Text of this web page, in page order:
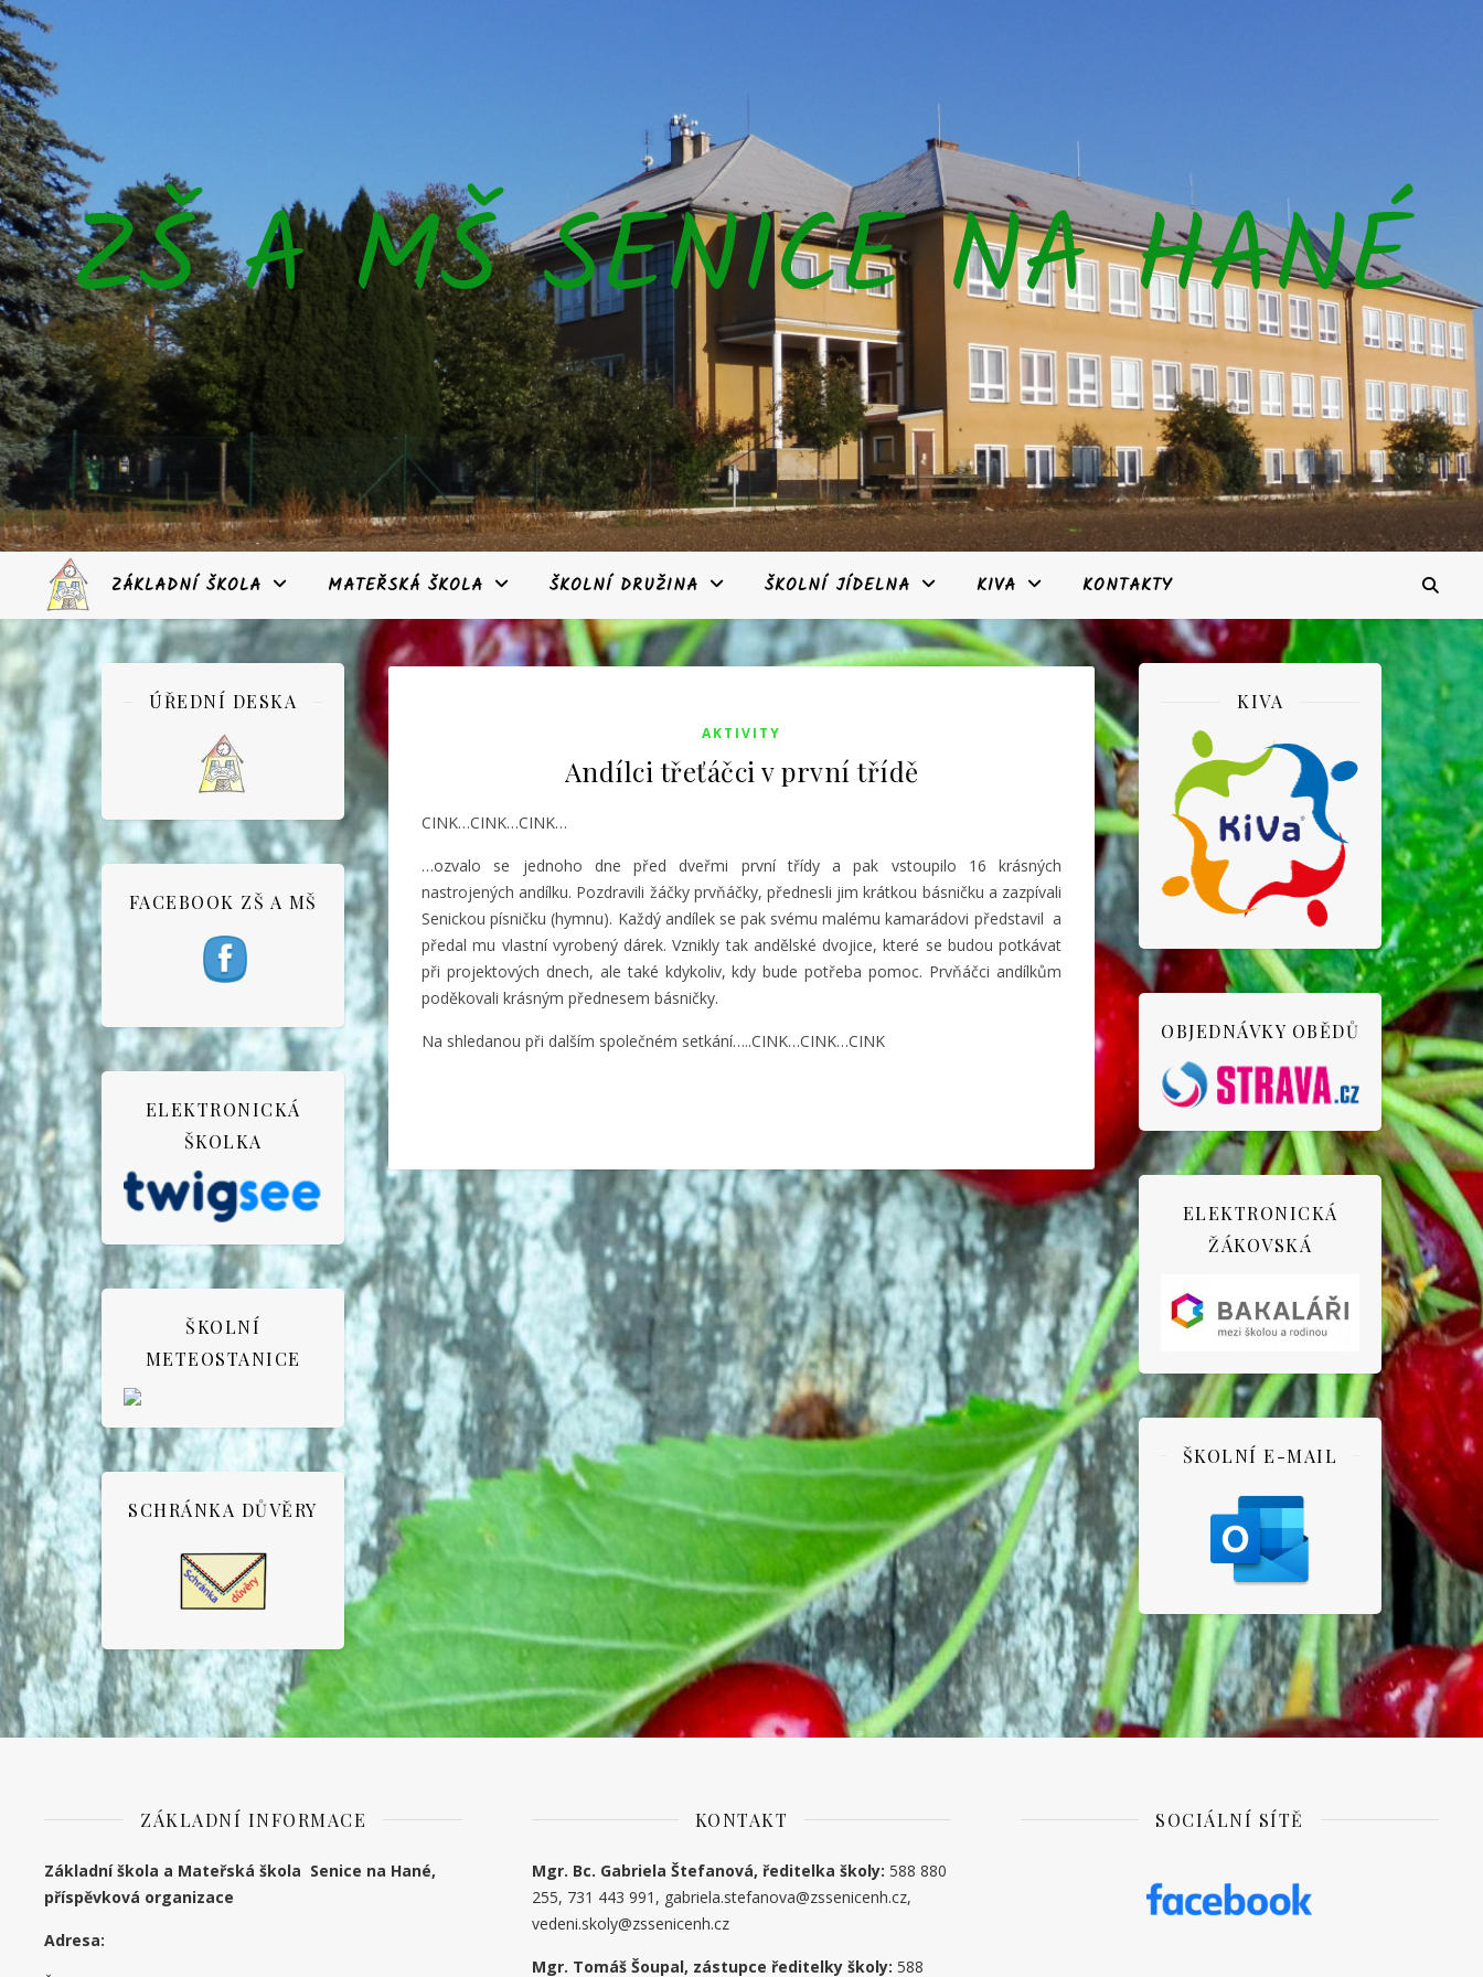
ZŠ A MŠ SENICE NA HANÉ
ZÁKLADNÍ ŠKOLA MATEŘSKÁ ŠKOLA ŠKOLNÍ DRUŽINA ŠKOLNÍ JÍDELNA KIVA KONTAKTY
ÚŘEDNÍ DESKA
FACEBOOK ZŠ A MŠ
ELEKTRONICKÁ
ŠKOLKA
ŠKOLNÍ
METEOSTANICE
SCHRÁNKA DŮVĚRY
AKTIVITY
Andílci třeťáčci v první třídě
CINK…CINK…CINK…
…ozvalo se jednoho dne před dveřmi první třídy a pak vstoupilo 16 krásných
nastrojených andílku. Pozdravili žáčky prvňáčky, přednesli jim krátkou básničku a zazpívali
Senickou písničku (hymnu). Každý andílek se pak svému malému kamarádovi představil a
předal mu vlastní vyrobený dárek. Vznikly tak andělské dvojice, které se budou potkávat
při projektových dnech, ale také kdykoliv, kdy bude potřeba pomoc. Prvňáčci andílkům
poděkovali krásným přednesem básničky.
Na shledanou při dalším společném setkání…..CINK…CINK…CINK
KIVA
OBJEDNÁVKY OBĚDŮ
ELEKTRONICKÁ
ŽÁKOVSKÁ
ŠKOLNÍ E-MAIL
ZÁKLADNÍ INFORMACE
Základní škola a Mateřská škola Senice na Hané,
příspěvková organizace
Adresa:
KONTAKT
Mgr. Bc. Gabriela Štefanová, ředitelka školy: 588 880
255, 731 443 991, gabriela.stefanova@zssenicenh.cz,
vedeni.skoly@zssenicenh.cz
Mgr. Tomáš Šoupal, zástupce ředitelky školy: 588
SOCIÁLNÍ SÍTĚ